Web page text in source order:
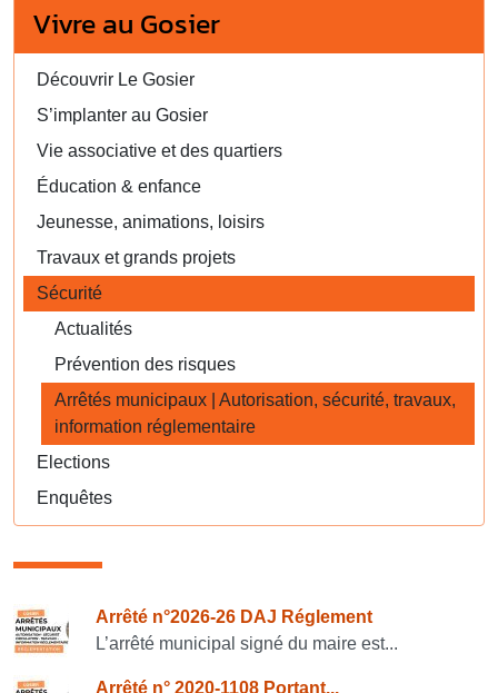
Vivre au Gosier
Découvrir Le Gosier
S’implanter au Gosier
Vie associative et des quartiers
Éducation & enfance
Jeunesse, animations, loisirs
Travaux et grands projets
Sécurité
Actualités
Prévention des risques
Arrêtés municipaux | Autorisation, sécurité, travaux,
information réglementaire
Elections
Enquêtes
Consulter également
Arrêté n°2026-26 DAJ Réglement
L’arrêté municipal signé du maire est...
Arrêté n° 2020-1108 Portant...